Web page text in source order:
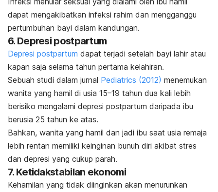
dapat mengakibatkan infeksi rahim dan mengganggu
pertumbuhan bayi dalam kandungan.
6. Depresi postpartum
Depresi postpartum dapat terjadi setelah bayi lahir atau
kapan saja selama tahun pertama kelahiran.
Sebuah studi dalam jurnal Pediatrics (2012) menemukan
wanita yang hamil di usia 15–19 tahun dua kali lebih
berisiko mengalami depresi postpartum daripada ibu
berusia 25 tahun ke atas.
Bahkan, wanita yang hamil dan jadi ibu saat usia remaja
lebih rentan memiliki keinginan bunuh diri akibat stres
dan depresi yang cukup parah.
7. Ketidakstabilan ekonomi
Kehamilan yang tidak diinginkan akan menurunkan